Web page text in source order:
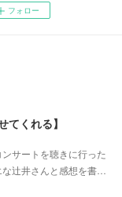
フォロー
てくれる】
サートを 聴きに行った
辻井さんと 感想を書…